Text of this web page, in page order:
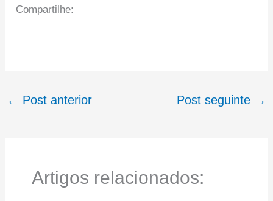
Compartilhe:
← Post anterior Post seguinte →
Artigos relacionados: